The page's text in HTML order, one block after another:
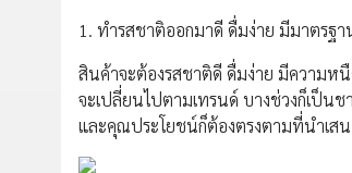
1. ทำรสชาติออกมาดี ดื่มง่าย มีมาตรฐ
สินค้าจะต้องรสชาติดี ดื่มง่าย มีความห
จะเปลี่ยนไปตามเทรนด์ บางช่วงก็เป็น
และคุณประโยชน์ก็ต้องตรงตามที่นำเส